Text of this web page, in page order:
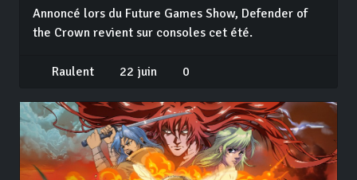
Annoncé lors du Future Games Show, Defender of
the Crown revient sur consoles cet été.
Raulent 22 juin 0